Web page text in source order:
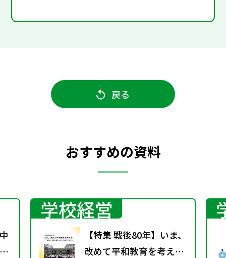
戻る
おすすめの資料
学校経営
【特集 戦後80年】いま、
改めて平和教育を考え